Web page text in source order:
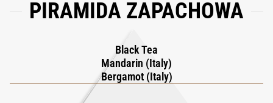
świetlistą aurą pewności siebie, ekscytacji i zabawnej elegancji,
uniesionym przez wyrafinowaną głębię czarnej herbaty,
zapewniając świeże, ale wyrafinowane wprowadzenie. W sercu
nuty liści fiołka i esencji drzewa cedrowego łączą się z
PIRAMIDA ZAPACHOWA
Black Tea
Mandarin (Italy)
Bergamot (Italy)